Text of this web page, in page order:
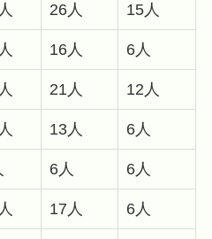
26人 15人
16人 6人
21人 12人
13人 6人
6人 6人
17人 6人